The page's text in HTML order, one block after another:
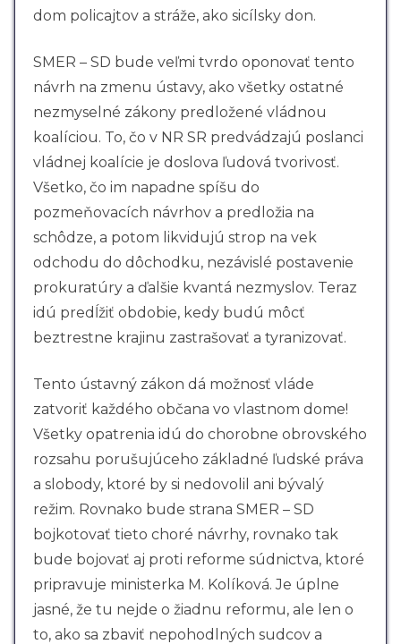
dom policajtov a stráže, ako sicílsky don.
SMER – SD bude veľmi tvrdo oponovať tento
návrh na zmenu ústavy, ako všetky ostatné
nezmyselné zákony predložené vládnou
koalíciou. To, čo v NR SR predvádzajú poslanci
vládnej koalície je doslova ľudová tvorivosť.
Všetko, čo im napadne spíšu do
pozmeňovacích návrhov a predložia na
schôdze, a potom likvidujú strop na vek
odchodu do dôchodku, nezávislé postavenie
prokuratúry a ďalšie kvantá nezmyslov. Teraz
idú predĺžiť obdobie, kedy budú môcť
beztrestne krajinu zastrašovať a tyranizovať.
Tento ústavný zákon dá možnosť vláde
zatvoriť každého občana vo vlastnom dome!
Všetky opatrenia idú do chorobne obrovského
rozsahu porušujúceho základné ľudské práva
a slobody, ktoré by si nedovolil ani bývalý
režim. Rovnako bude strana SMER – SD
bojkotovať tieto choré návrhy, rovnako tak
bude bojovať aj proti reforme súdnictva, ktoré
pripravuje ministerka M. Kolíková. Je úplne
jasné, že tu nejde o žiadnu reformu, ale len o
to, ako sa zbaviť nepohodlných sudcov a